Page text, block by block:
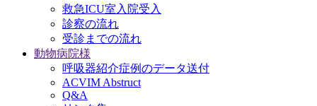
救急ICU室入院受入
診察の流れ
受診までの流れ
動物病院様
呼吸器紹介症例のデータ送付
ACVIM Abstruct
Q&A